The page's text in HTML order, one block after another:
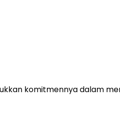
komitmennya dalam